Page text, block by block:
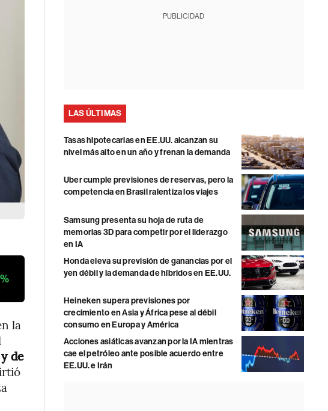
la
de
PUBLICIDAD
LAS ÚLTIMAS
Tasas hipotecarias en EE.UU. alcanzan su
nivel más alto en un año y frenan la demanda
Uber cumple previsiones de reservas, pero la
competencia en Brasil ralentiza los viajes
Samsung presenta su hoja de ruta de
memorias 3D para competir por el liderazgo
en IA
Honda eleva su previsión de ganancias por el
yen débil y la demanda de híbridos en EE.UU.
Heineken supera previsiones por
crecimiento en Asia y África pese al débil
consumo en Europa y América
Acciones asiáticas avanzan por la IA mientras
cae el petróleo ante posible acuerdo entre
EE.UU. e Irán